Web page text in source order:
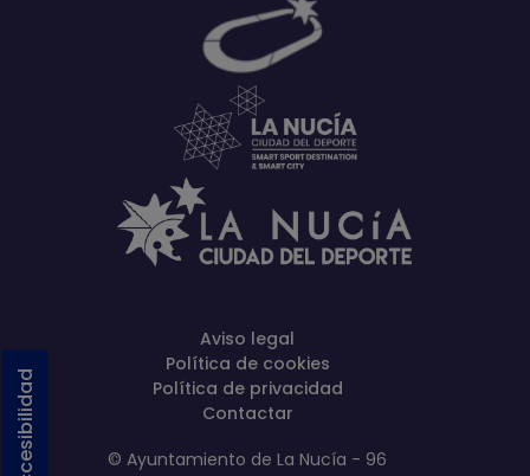
Aviso legal
Política de cookies
Política de privacidad
Contactar
© Ayuntamiento de La Nucía - 96